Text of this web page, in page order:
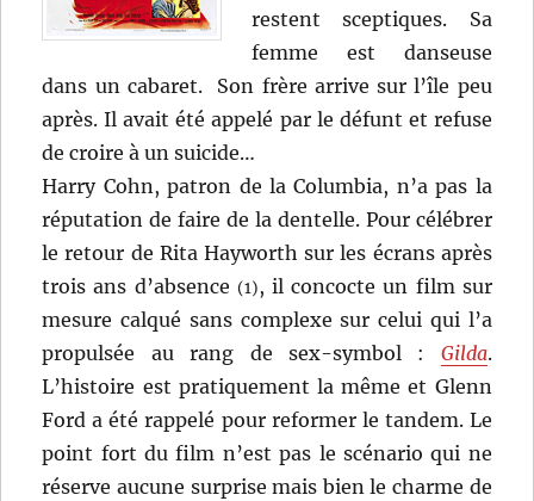
restent sceptiques. Sa
femme est danseuse
dans un cabaret. Son frère arrive sur l’île peu
après. Il avait été appelé par le défunt et refuse
de croire à un suicide…
Harry Cohn, patron de la Columbia, n’a pas la
réputation de faire de la dentelle. Pour célébrer
le retour de Rita Hayworth sur les écrans après
trois ans d’absence (1), il concocte un film sur
mesure calqué sans complexe sur celui qui l’a
propulsée au rang de sex-symbol : Gilda.
L’histoire est pratiquement la même et Glenn
Ford a été rappelé pour reformer le tandem. Le
point fort du film n’est pas le scénario qui ne
réserve aucune surprise mais bien le charme de